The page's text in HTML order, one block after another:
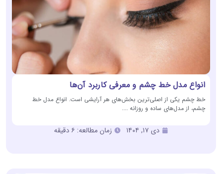
انواع مدل خط چشم و معرفی کاربرد آن‌ها
خط چشم یکی از اصلی‌ترین بخش‌های هر آرایشی است. انواع مدل خط
چشم، از مدل‌های ساده و روزانه ....
دی ۱۷, ۱۴۰۴ زمان مطالعه: ۶ دقیقه